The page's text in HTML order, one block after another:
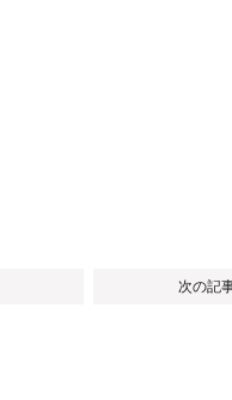
次の記